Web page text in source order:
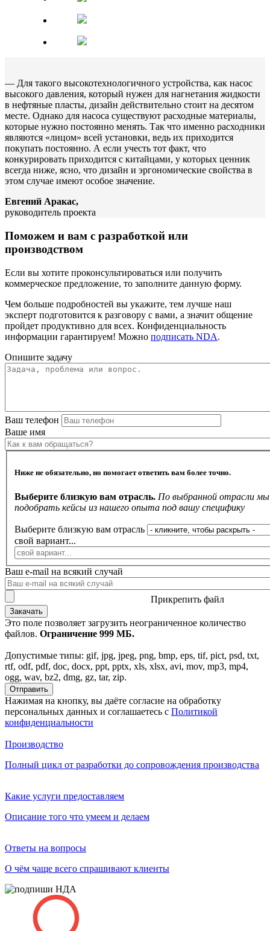
— Для такого высокотехнологичного устройства, как насос
высокого давления, который нужен для нагнетания жидкости
в нефтяные пласты, дизайн действительно стоит на десятом
месте. Однако для насоса существуют расходные материалы,
которые нужно постоянно менять. Так что именно расходники
являются «лицом» всей установки, ведь их приходится
покупать постоянно. А если учесть тот факт, что
конкурировать приходится с китайцами, у которых ценник
всегда ниже, ясно, что дизайн и эргономические свойства в
этом случае имеют особое значение.
Евгений Аракас,
руководитель проекта
Поможем и вам с разработкой или
производством
Если вы хотите проконсультироваться или получить
коммерческое предложение, то заполните данную форму.
Чем больше подробностей вы укажите, тем лучше наш
эксперт подготовится к разговору с вами, а значит общение
пройдет продуктивно для всех. Конфиденциальность
информации гарантируем! Можно подписать NDA.
Опишите задачу
Ваш телефон
Ваше имя
Ниже не обязательно, но помогает ответить вам более точно.
Выберите близкую вам отрасль. По выбранной отрасли
подобрать кейсы из нашего опыта под вашу специфику
Выберите близкую вам отрасль
свой вариант...
Ваш e-mail на всякий случай
Прикрепить файл
Это поле позволяет загрузить неограниченное количество
файлов. Ограничение 999 МБ.
Допустимые типы: gif, jpg, jpeg, png, bmp, eps, tif, pict, psd, txt,
rtf, odf, pdf, doc, docx, ppt, pptx, xls, xlsx, avi, mov, mp3, mp4,
ogg, wav, bz2, dmg, gz, tar, zip.
Нажимая на кнопку, вы даёте согласие на обработку
персональных данных и соглашаетесь c Политикой
конфиденциальности
Производство
Полный цикл от разработки до сопровождения производства
Какие услуги предоставляем
Описание того что умеем и делаем
Ответы на вопросы
О чём чаще всего спрашивают клиенты